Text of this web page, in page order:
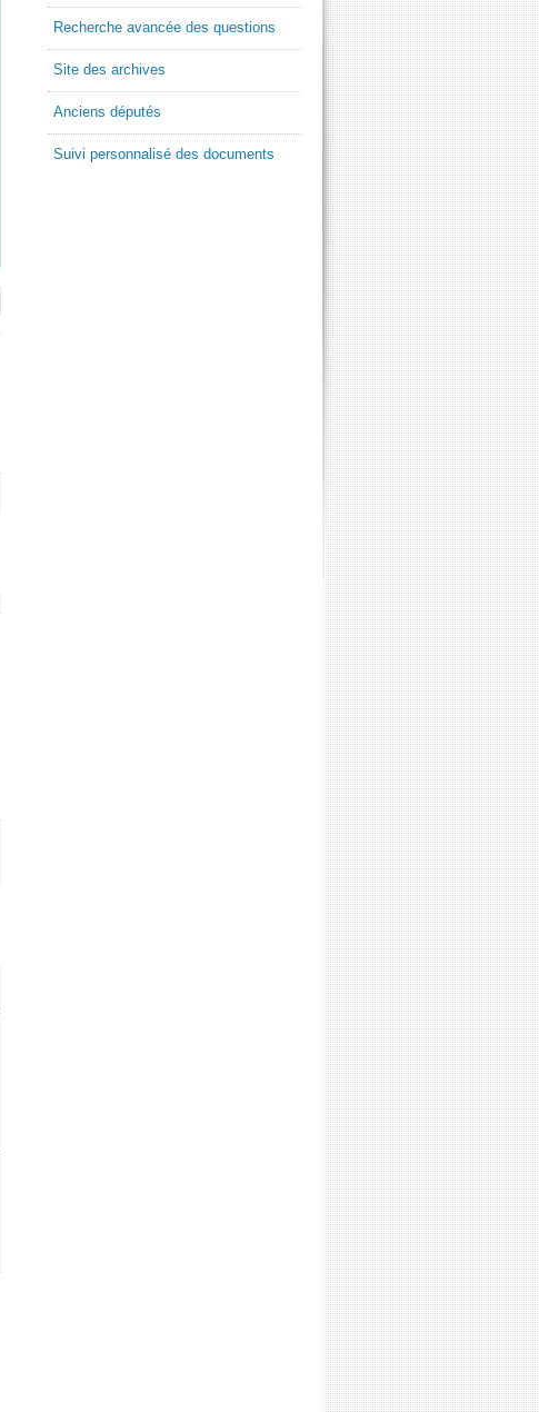
Recherche avancée des questions
Site des archives
Anciens députés
Suivi personnalisé des documents